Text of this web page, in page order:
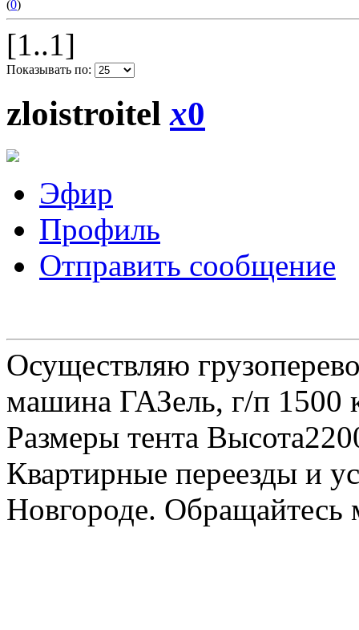
(0)
[1..1]
Показывать по:
zloistroitelx0
Эфир
Профиль
Отправить сообщение
Осуществляю
машина ГАЗель, г/п 1500
Размеры тента
Квартирные переезды и
Новгороде.